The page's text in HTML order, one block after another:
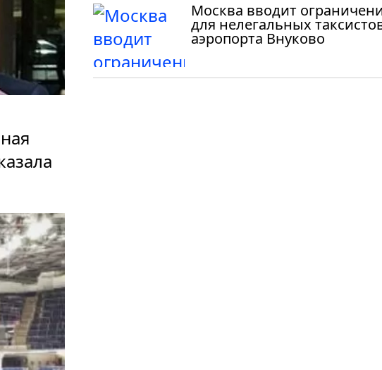
Москва вводит
для нелегальных
аэропорта Внуково